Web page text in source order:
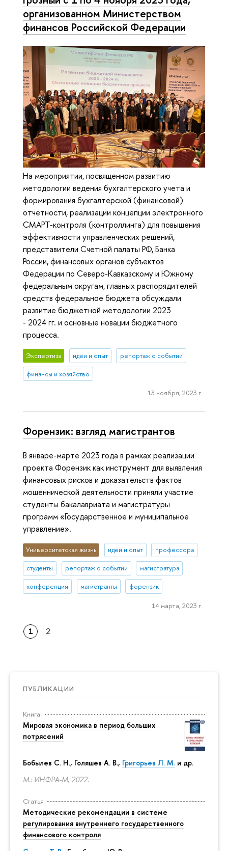
ПУБЛИКАЦИИ
Книга
Мировая экономика в период больших
потрясений
Бобылев С. Н., Голяшев А. В., Григорьев Л. М. и др.
М.: ИНФРА-М, 2022.
Статья
Методические рекомендации в системе
регулирования внутреннего государственного
финансового контроля
организованном Министерством
финансов Российской Федерации
На мероприятии, посвященном развитию
методологии ведения бухгалтерского учета и
формирования бухгалтерской (финансовой)
отчетности, реализации концепции электронного
СМАРТ-контроля (контроллинга) для повышения
эффективности управленческих решений,
представители Счетной палаты РФ, Банка
России, финансовых органов субъектов
Федерации по Северо-Кавказскому и Южному
федеральным округам, главных распорядителей
средств федеральное бюджета обсуждали
развитие бюджетной методологии 2023
- 2024 гг. и основные новации бюджетного
процесса.
Экспертиза идеи и опыт репортаж о событии
финансы и хозяйство
13 ноября, 2023 г.
Форензик: взгляд магистрантов
В январе-марте 2023 года в рамках реализации
проекта Форензик как инструмент для выявления
финансовых рисков и доказательств фактов
мошеннической деятельности приняли участие
студенты бакалавриата и магистратуры
программ «Государственное и муниципальное
управление».
Университетская жизнь идеи и опыт профессора
студенты репортаж о событии магистратура
конференция магистранты форензик
14 марта, 2023 г.
1 2